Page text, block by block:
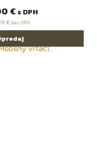
€ s DPH
€bez DPH